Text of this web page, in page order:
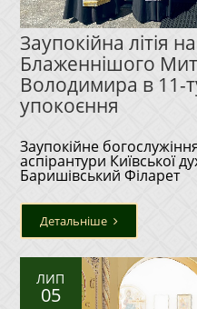
Заупокійна літія
Блаженнішого
Володимира в 11-
упокоєння
Заупокійне
аспірантури Київської
Баришівський Філарет
Детальніше
ЛИП
05